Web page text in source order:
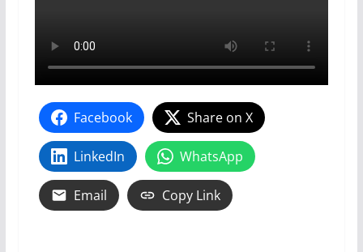
Facebook Share on X
LinkedIn WhatsApp
Email Copy Link